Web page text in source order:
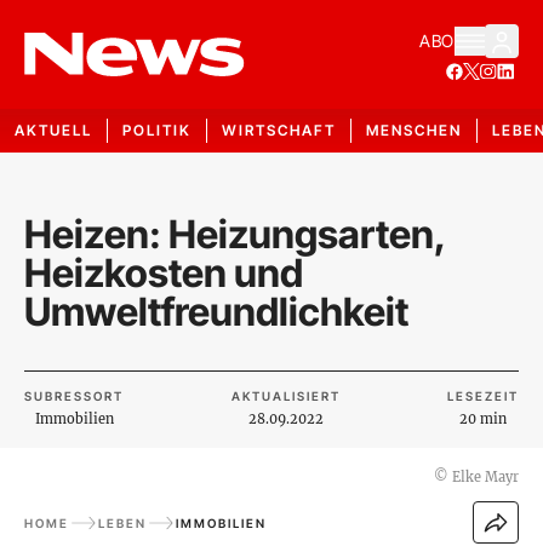
ABO
AKTUELL POLITIK WIRTSCHAFT MENSCHEN
Heizen: Heizungsarten,
Heizkosten und
Umweltfreundlichkeit
SUBRESSORT
Immobilien
AKTUALISIERT
28.09.2022
LESEZEIT
20 min
© Elke Mayr
HOME LEBEN IMMOBILIEN